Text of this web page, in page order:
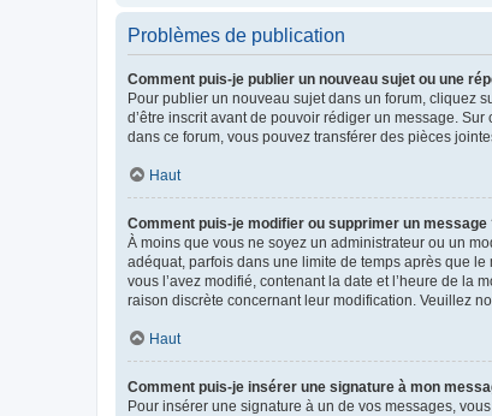
Problèmes de publication
Comment puis-je publier un nouveau sujet ou une
Pour publier un nouveau sujet dans un forum, cliquez
d’être inscrit avant de pouvoir rédiger un message.
dans ce forum, vous pouvez transférer des pièces
Haut
Comment puis-je modifier ou supprimer un message
À moins que vous ne soyez un administrateur ou un
adéquat, parfois dans une limite de temps après que
vous l’avez modifié, contenant la date et l’heure de la
raison discrète concernant leur modification. Veuillez
Haut
Comment puis-je insérer une signature à mon
Pour insérer une signature à un de vos messages,